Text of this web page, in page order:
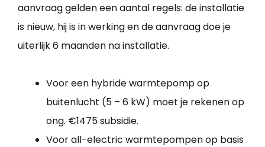
aanvraag gelden een aantal regels: de installatie
is nieuw, hij is in werking en de aanvraag doe je
uiterlijk 6 maanden na installatie.
Voor een hybride warmtepomp op
buitenlucht (5 – 6 kW) moet je rekenen op
ong. €1475 subsidie.
Voor all-electric warmtepompen op basis